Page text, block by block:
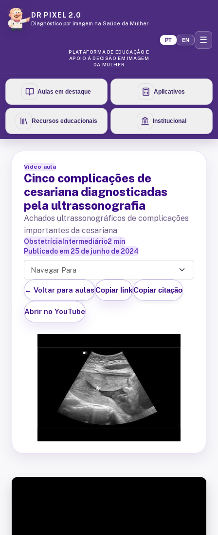
DR PIXEL 2.0
Diagnóstico por imagem na Saúde da Mulher
PLATAFORMA DE EDUCAÇÃO E
APOIO À DECISÃO EM IMAGEM
DA MULHER
PT EN ☰
Aulas em destaque Aplicativos
Recursos educacionais Institucional
Vídeo aula
Cinco complicações de
cesariana diagnosticadas
pela ultrassonografia
Achados ultrassonográficos de complicações
importantes da cesariana
Obstetrícia Intermediário2 min
Publicado em 25 de junho de 2024
Navegar Para
← Voltar para aulasCopiar linkCopiar citação
Abrir no YouTube